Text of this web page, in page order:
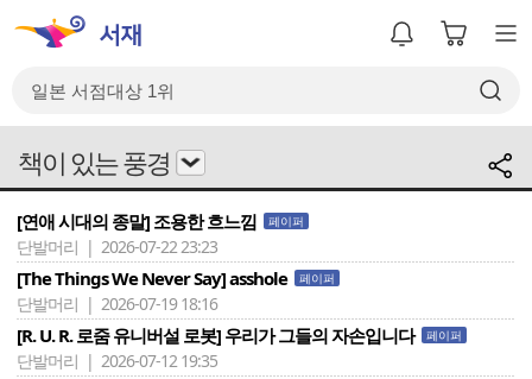
책이 있는 풍경
[연애 시대의 종말] 조용한 흐느낌 페이퍼
단발머리 | 2026-07-22 23:23
[The Things We Never Say] asshole 페이퍼
단발머리 | 2026-07-19 18:16
[R. U. R. 로줌 유니버설 로봇] 우리가 그들의 자손입니다 페이퍼
단발머리 | 2026-07-12 19:35